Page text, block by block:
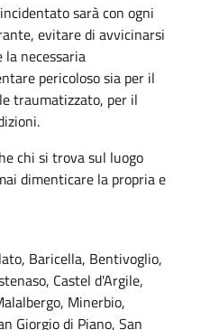
sarà con ogni
evitare di avvicinarsi
la necessaria
pericoloso sia per il
traumatizzato, per il
chi si trova sul luogo
dimenticare la propria e
Baricella, Bentivoglio,
Castel d'Argile,
Minerbio,
Giorgio di Piano, San